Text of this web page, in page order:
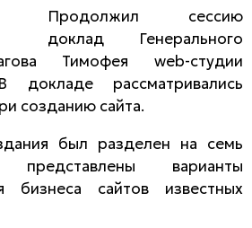
Продолжил сессию
доклад Генерального
Тимофея web-студии
докладе рассматривались
созданию сайта.
был разделен на семь
варианты
бизнеса сайтов известных